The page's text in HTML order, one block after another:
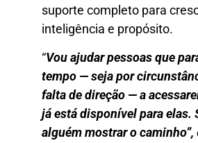
suporte completo para
inteligência e propósito.
“Vou ajudar pessoas que
tempo — seja por
falta de direção — a
já está disponível para elas.
alguém mostrar o caminho”,